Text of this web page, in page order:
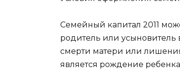
Семейный капитал 2011
родитель или усыновитель
смерти матери или
является рождение